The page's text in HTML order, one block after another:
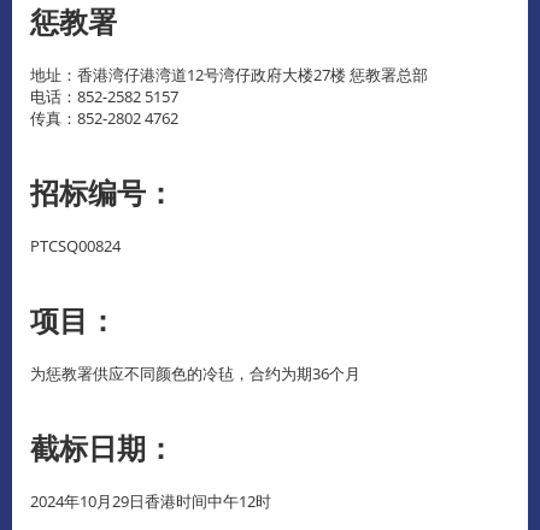
惩教署
地址：香港湾仔港湾道12号湾仔政府大楼27楼 惩教署总部
电话：852-2582 5157
传真：852-2802 4762
招标编号：
PTCSQ00824
项目：
为惩教署供应不同颜色的冷毡，合约为期36个月
截标日期：
2024年10月29日香港时间中午12时